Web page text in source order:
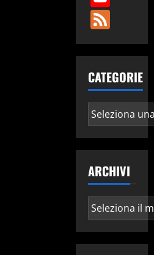
Feed
CATEGORIE
Categorie
ARCHIVI
Archivi